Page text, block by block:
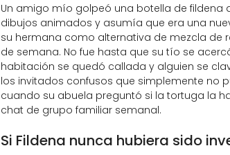
Un amigo mío golpeó una botella de
dibujos animados y asumía que era una
su hermana como alternativa de mezcla de
de semana. No fue hasta que su tío se
habitación se quedó callada y alguien se
los invitados confusos que simplemente no
cuando su abuela preguntó si la tortuga la
chat de grupo familiar semanal.
Si Fildena nunca hubiera sido